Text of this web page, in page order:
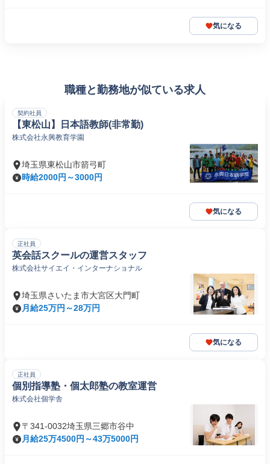
気になる
職種と勤務地が似ている求人
契約社員
【東松山】日本語教師(非常勤)
株式会社永興教育学園
埼玉県東松山市箭弓町
時給2000円～3000円
気になる
正社員
英会話スクールの運営スタッフ
株式会社サイエイ・インターナショナル
埼玉県さいたま市大宮区大門町
月給25万円～28万円
気になる
正社員
個別指導塾・個太郎塾の教室運営
株式会社個学舎
〒341-0032埼玉県三郷市谷中
月給25万4500円～43万5000円